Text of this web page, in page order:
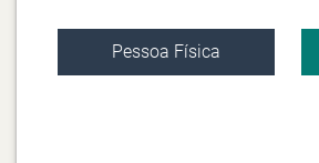
Pessoa Física